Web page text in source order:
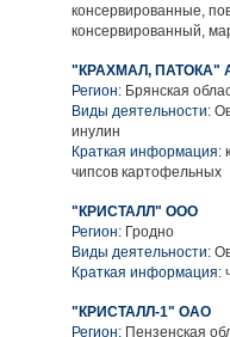
консервированные,
консервированный,
"КРАХМАЛ, ПАТОКА"
Регион: Брянская
Виды деятельности:
инулин
Краткая информация:
чипсов картофельных
"КРИСТАЛЛ" ООО
Регион: Гродно
Виды деятельности:
Краткая информация:
"КРИСТАЛЛ-1" ОАО
Регион: Пензенская